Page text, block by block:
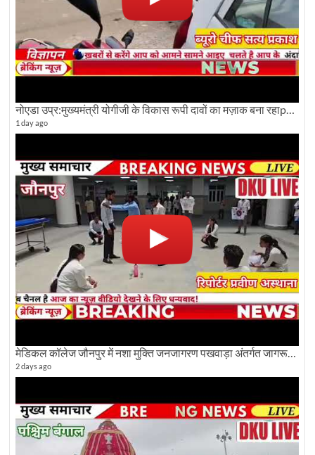
1 day ago
मेडिकल कॉलेज जौनपुर में नशा मुक्ति जनजागरण पखवाड़ा अंतर्गत जागरूकता कार्यक्रम आयोजित
2 days ago